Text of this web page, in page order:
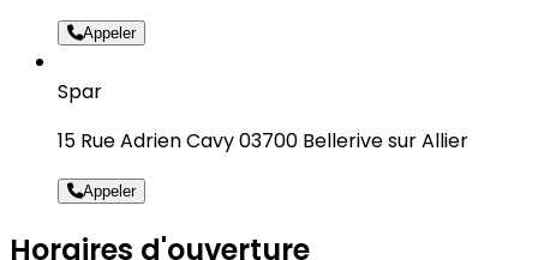
Appeler
Spar
15 Rue Adrien Cavy 03700 Bellerive sur Allier
Appeler
Horaires d'ouverture